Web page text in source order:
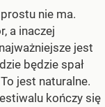
nie ma.
a inaczej
jest
będzie spał
jest naturalne.
kończy się